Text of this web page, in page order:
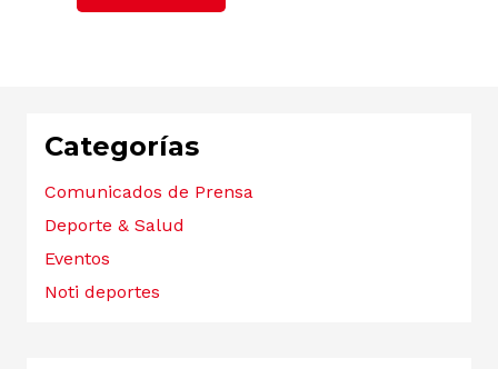
Categorías
Comunicados de Prensa
Deporte & Salud
Eventos
Noti deportes